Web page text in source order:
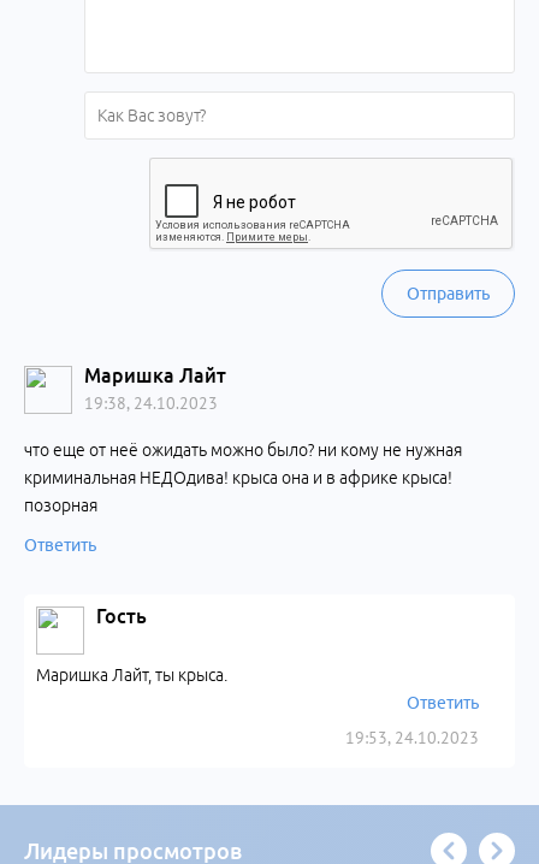
Отправить
Маришка Лайт
19:38, 24.10.2023
что еще от неё ожидать можно было? ни кому не нужная
криминальная НЕДОдива! крыса она и в африке крыса!
позорная
Ответить
Гость
19:53, 24.10.2023
Маришка Лайт, ты крыса.
Ответить
Лидеры просмотров